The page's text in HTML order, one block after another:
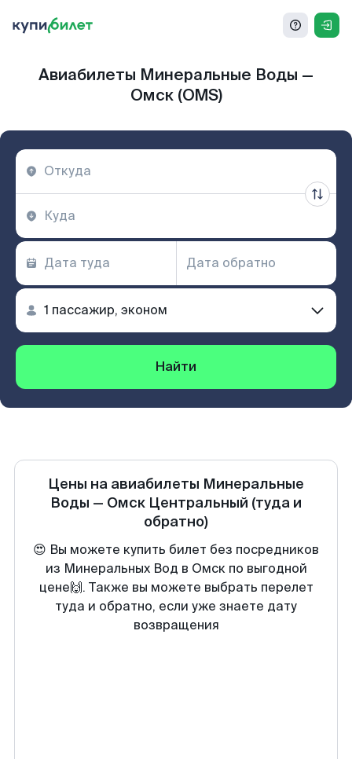
Авиабилеты Минеральные Воды —
Омск (OMS)
Найти
Цены на авиабилеты Минеральные
Воды — Омск Центральный (туда и
обратно)
😍 Вы можете купить билет без посредников
из Минеральных Вод в Омск по выгодной
цене🙌. Также вы можете выбрать перелет
туда и обратно, если уже знаете дату
возвращения